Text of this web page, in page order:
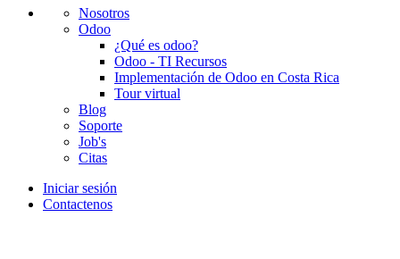
Nosotros
Odoo
¿Qué es odoo?
Odoo - TI Recursos
Implementación de Odoo en Costa Rica
Tour virtual
Blog
Soporte
Job's
Citas
Iniciar sesión
Contactenos